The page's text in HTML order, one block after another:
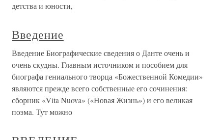
детства и юности,
Введение
Введение Биографические сведения о Данте очень и
очень скудны. Главным источником и пособием для
биографа гениального творца «Божественной Комедии»
являются прежде всего собственные его сочинения:
сборник «Vita Nuova» («Новая Жизнь») и его великая
поэма. Тут можно